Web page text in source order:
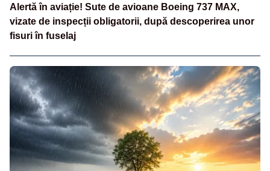
Alertă în aviație! Sute de avioane Boeing 737 MAX,
vizate de inspecții obligatorii, după descoperirea unor
fisuri în fuselaj